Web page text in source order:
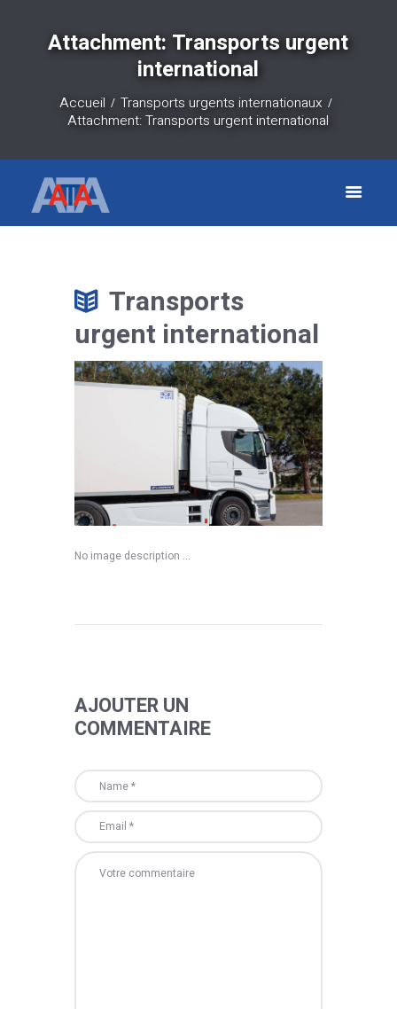
Attachment: Transports urgent
international
Accueil
Transports urgents internationaux
Attachment: Transports urgent international
Transports
urgent international
No image description ...
AJOUTER UN
COMMENTAIRE